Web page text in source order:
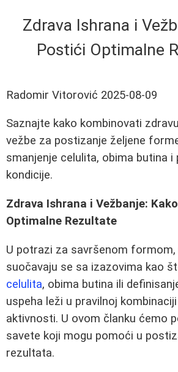
Zdrava Ishrana i
Postići Optimalne
Radomir Vitorović 2025-08-09
Saznajte kako kombinovati
vežbe za postizanje željene
smanjenje celulita, obima butina i
kondicije.
Zdrava Ishrana i Vežbanje:
Optimalne Rezultate
U potrazi za savršenom formom,
suočavaju se sa izazovima kao
celulita, obima butina ili
uspeha leži u pravilnoj
aktivnosti. U ovom članku ćemo
savete koji mogu pomoći u
rezultata.